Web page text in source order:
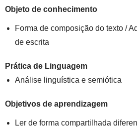
Objeto de conhecimento
Forma de composição do texto /
de escrita
Prática de Linguagem
Análise linguística e semiótica
Objetivos de aprendizagem
Ler de forma compartilhada